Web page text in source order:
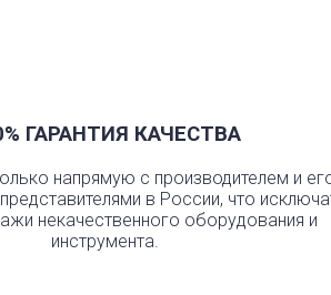
ГАРАНТИЯ КАЧЕСТВА
напрямую с производителем и
в России, что
некачественного оборудования и
инструмента.